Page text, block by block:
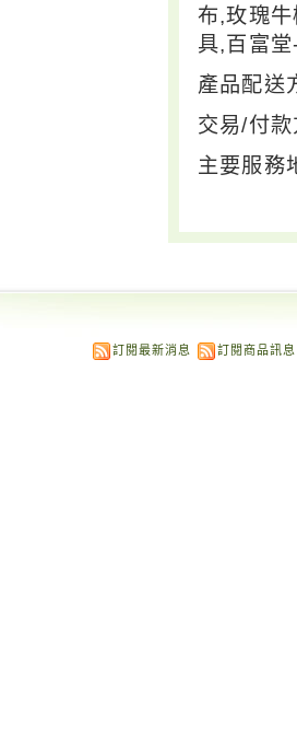
布,玫瑰
具,百富
產品配送
交易/付
主要服務
訂閱最新消息 訂閱商品訊息